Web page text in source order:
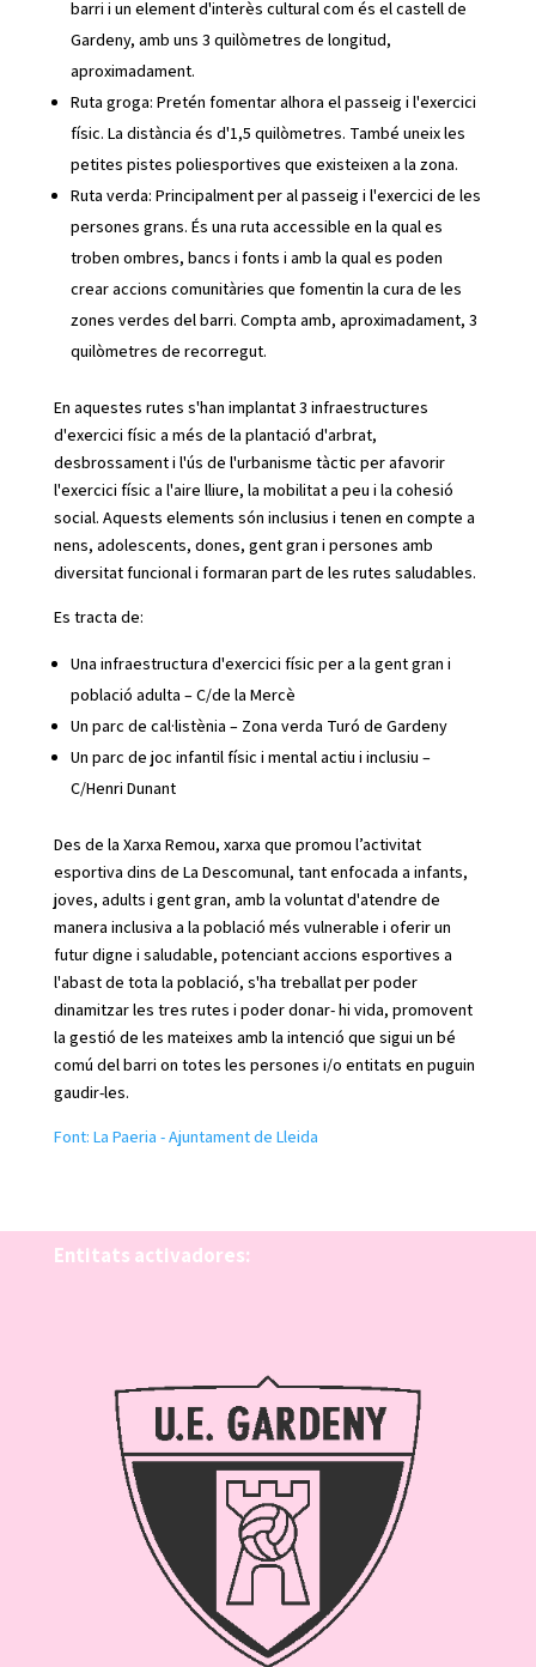
barri i un element d'interès cultural com és el castell de
Gardeny, amb uns 3 quilòmetres de longitud,
aproximadament.
Ruta groga: Pretén fomentar alhora el passeig i l'exercici
físic. La distància és d'1,5 quilòmetres. També uneix les
petites pistes poliesportives que existeixen a la zona.
Ruta verda: Principalment per al passeig i l'exercici de les
persones grans. És una ruta accessible en la qual es
troben ombres, bancs i fonts i amb la qual es poden
crear accions comunitàries que fomentin la cura de les
zones verdes del barri. Compta amb, aproximadament, 3
quilòmetres de recorregut.
En aquestes rutes s'han implantat 3 infraestructures
d'exercici físic a més de la plantació d'arbrat,
desbrossament i l'ús de l'urbanisme tàctic per afavorir
l'exercici físic a l'aire lliure, la mobilitat a peu i la cohesió
social. Aquests elements són inclusius i tenen en compte a
nens, adolescents, dones, gent gran i persones amb
diversitat funcional i formaran part de les rutes saludables.
Es tracta de:
Una infraestructura d'exercici físic per a la gent gran i
població adulta – C/de la Mercè
Un parc de cal·listènia – Zona verda Turó de Gardeny
Un parc de joc infantil físic i mental actiu i inclusiu –
C/Henri Dunant
Des de la Xarxa Remou, xarxa que promou l’activitat
esportiva dins de La Descomunal, tant enfocada a infants,
joves, adults i gent gran, amb la voluntat d'atendre de
manera inclusiva a la població més vulnerable i oferir un
futur digne i saludable, potenciant accions esportives a
l'abast de tota la població, s'ha treballat per poder
dinamitzar les tres rutes i poder donar- hi vida, promovent
la gestió de les mateixes amb la intenció que sigui un bé
comú del barri on totes les persones i/o entitats en puguin
gaudir-les.
Font: La Paeria - Ajuntament de Lleida
Entitats activadores: